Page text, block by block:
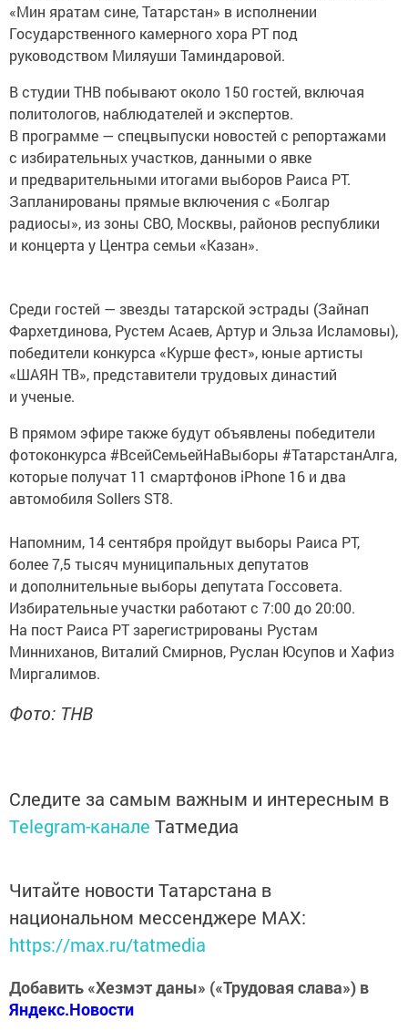
«Мин яратам сине, Татарстан» в исполнении
Государственного камерного хора РТ под
руководством Миляуши Таминдаровой.
В студии ТНВ побывают около 150 гостей, включая
политологов, наблюдателей и экспертов.
В программе — спецвыпуски новостей с репортажами
с избирательных участков, данными о явке
и предварительными итогами выборов Раиса РТ.
Запланированы прямые включения с «Болгар
радиосы», из зоны СВО, Москвы, районов республики
и концерта у Центра семьи «Казан».
Среди гостей — звезды татарской эстрады (Зайнап
Фархетдинова, Рустем Асаев, Артур и Эльза Исламовы),
победители конкурса «Курше фест», юные артисты
«ШАЯН ТВ», представители трудовых династий
и ученые.
В прямом эфире также будут объявлены победители
фотоконкурса #ВсейСемьейНаВыборы #ТатарстанАлга,
которые получат 11 смартфонов iPhone 16 и два
автомобиля Sollers ST8.
Напомним, 14 сентября пройдут выборы Раиса РТ,
более 7,5 тысяч муниципальных депутатов
и дополнительные выборы депутата Госсовета.
Избирательные участки работают с 7:00 до 20:00.
На пост Раиса РТ зарегистрированы Рустам
Минниханов, Виталий Смирнов, Руслан Юсупов и Хафиз
Миргалимов.
Фото: ТНВ
Следите за самым важным и интересным в
Telegram-канале Татмедиа
Читайте новости Татарстана в
национальном мессенджере MАХ:
https://max.ru/tatmedia
Добавить «Хезмэт даны» («Трудовая слава») в
Яндекс.Новости